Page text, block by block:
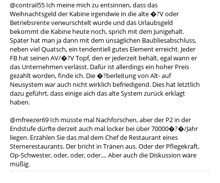
@contrail55 Ich meine mich zu entsinnen, dass das
Weihnachtsgeld der Kabine irgendwie in die alte �?V oder
Betriebsrente verwurschtelt wurde und das Urlaubsgeld
bekommt die Kabine heute noch, sprich mit dem Junigehalt.
Später hat man ja dann mit dem ünsäglichen Baubliesabschluss,
neben viel Quatsch, ein tendentiell gutes Element erreicht. Jeder
FB hat seinen AV/�?V Topf, den er jederzeit behält, egal wann er
das Unternehmen verlässt. Dafür ist allerdings ein hoher Preis
gezahlt worden, finde ich. Die �?berleitung von Alt- auf
Neusystem war auch nicht wirklich befriedigend. Dies hat letztlich
dazu geführt, dass einige aich das alte System zurück erklagt
haben.
@mfreezer69 Ich müsste mal Nachforschen, aber der P2 in der
Endstufe dürfte derzeit auch mal locker bei über 70000�?�/Jahr
liegen. Erzählen Sie das mal dem Chef de Restaurant eines
Sternerestaurants. Der bricht in Tränen aus. Oder der Pflegekraft,
Op-Schwester, oder, oder, oder.... Aber auch die Diskussion wäre
müßig.